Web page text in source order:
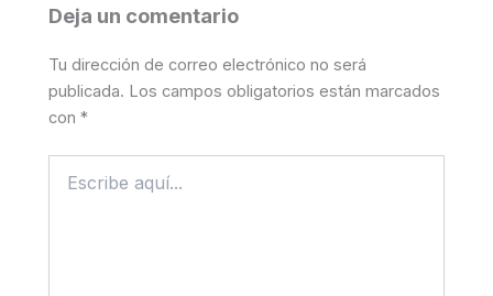
Deja un comentario
Tu dirección de correo electrónico no será
publicada. Los campos obligatorios están marcados
con*
aquí...